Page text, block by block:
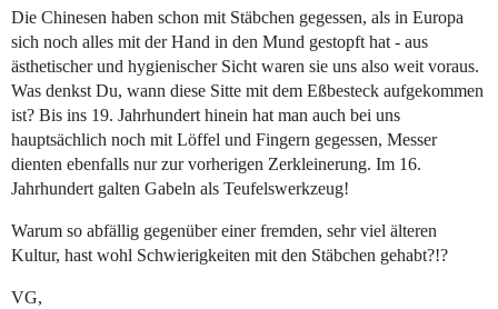
Die Chinesen haben schon mit Stäbchen gegessen, als in Europa
sich noch alles mit der Hand in den Mund gestopft hat - aus
ästhetischer und hygienischer Sicht waren sie uns also weit voraus.
Was denkst Du, wann diese Sitte mit dem Eßbesteck aufgekommen
ist? Bis ins 19. Jahrhundert hinein hat man auch bei uns
hauptsächlich noch mit Löffel und Fingern gegessen, Messer
dienten ebenfalls nur zur vorherigen Zerkleinerung. Im 16.
Jahrhundert galten Gabeln als Teufelswerkzeug!
Warum so abfällig gegenüber einer fremden, sehr viel älteren
Kultur, hast wohl Schwierigkeiten mit den Stäbchen gehabt?!?
VG,